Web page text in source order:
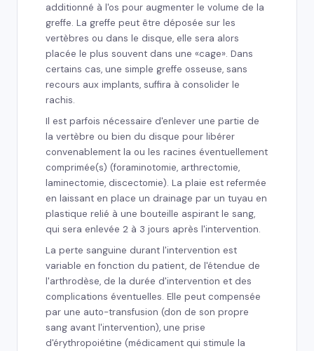
additionné à l'os pour augmenter le volume de la
greffe. La greffe peut être déposée sur les
vertèbres ou dans le disque, elle sera alors
placée le plus souvent dans une «cage». Dans
certains cas, une simple greffe osseuse, sans
recours aux implants, suffira à consolider le
rachis.
Il est parfois nécessaire d'enlever une partie de
la vertèbre ou bien du disque pour libérer
convenablement la ou les racines éventuellement
comprimée(s) (foraminotomie, arthrectomie,
laminectomie, discectomie). La plaie est refermée
en laissant en place un drainage par un tuyau en
plastique relié à une bouteille aspirant le sang,
qui sera enlevée 2 à 3 jours après l'intervention.
La perte sanguine durant l'intervention est
variable en fonction du patient, de l'étendue de
l'arthrodèse, de la durée d'intervention et des
complications éventuelles. Elle peut compensée
par une auto-transfusion (don de son propre
sang avant l'intervention), une prise
d'érythropoiétine (médicament qui stimule la